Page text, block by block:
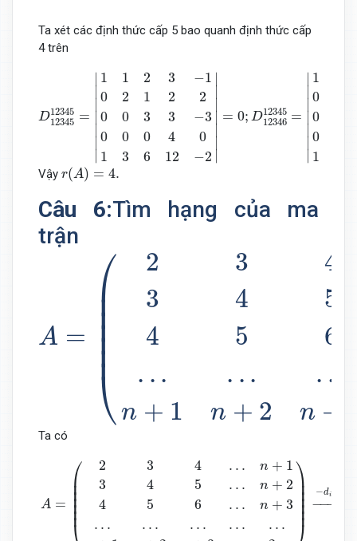
Ta xét các định thức cấp 5 bao quanh định thức cấp
4 trên
D12345
12345 =
∣
∣
∣
∣
∣
∣
1 1 2 3 −1
0
2 1 2
2
0
0 3 3 −3
0
0 0 4
0
1
3 6 12 −2
∣
∣
∣
∣
∣
∣
= 0; D12345
12346 =
∣
∣
∣
∣
∣
∣
1
0
0
0
1
12345 11 3− 1 2 0 1
Vậy r(A) = 4.
(A)= 4.
Câu 6:Tìm hạng của ma
trận
A =
⎛
⎜
⎜
⎜
⎜
⎜
⎜
⎝
2 3
4
3
4
5
4
5
6
. . . . . . . .
n + 1 n + 2 n +
A=( 4 n .. 5
Ta có
A =
⎛
⎜
⎜ ⎜ ⎜ ⎜ ⎜
2 3 4 . . . n + 1
3
4 5 . . . n + 2
4
5 6 . . . n + 3
. . . . . . . . . . . . . . .
⎞⎟ ⎟ ⎟ ⎟ ⎟
⎟
−di
−
4 n+ .n . . + 1